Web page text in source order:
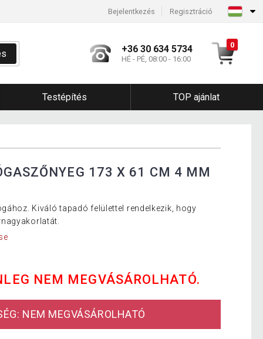
Bejelentkezés Regisztráció
+36 30 634 5734
HÉ - PÉ, 08:00 - 16:00
0
Testépítés TOP ajánlat
173 X 61 CM 4 MM
Kiváló tapadó felülettel rendelkezik, hogy
NEM MEGVÁSÁROLHATÓ.
NEM MEGVÁSÁROLHATÓ